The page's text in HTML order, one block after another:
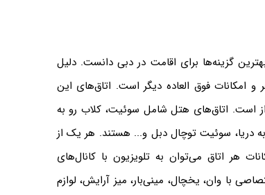
گزینه‌ها برای اقامت در دبی دانست. دلیل
و امکانات فوق العاده دیگر است. اتاق‌های این
است. اتاق‌های هتل شامل سوئیت، کلاب رو به
دریا، سوئیت توچال دبل و... هستند. هر یک از
هر اتاق می‌توان به تلویزیون با کانال‌های
با وان، یخچال، مینی‌بار، میز آرایش، لوازم